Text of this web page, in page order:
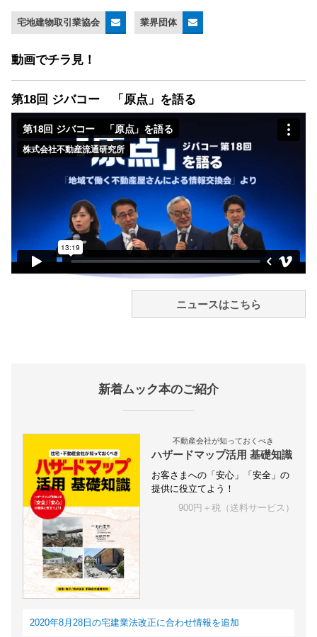
宅地建物取引業協会 業界団体
動画でチラ見！
第18回 ジバコー 「原点」を語る
ニュースはこちら
新着ムック本のご紹介
不動産会社が知っておくべき
ハザードマップ活用 基礎知識
お客さまへの「安心」「安全」の
提供に役立てよう！
900円＋税（送料サービス）
2020年8月28日の宅建業法改正に合わせ情報を追加